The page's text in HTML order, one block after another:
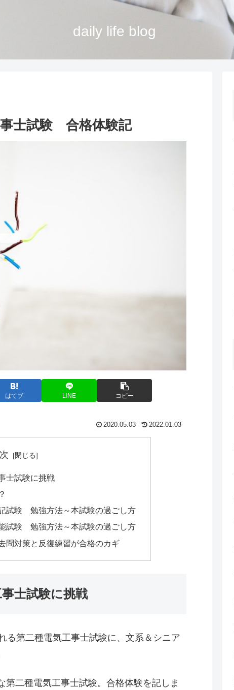
daily life blog
士試験 合格体験記
はてブ LINE コピー
2020.05.03 2022.01.03
士試験に挑戦
試験 勉強方法～本試験の過ごし方
試験 勉強方法～本試験の過ごし方
対策と反復練習が合格のカギ
士試験に挑戦
る第二種電気工事士試験に、文系＆シニア
第二種電気工事士試験。合格体験を記しま